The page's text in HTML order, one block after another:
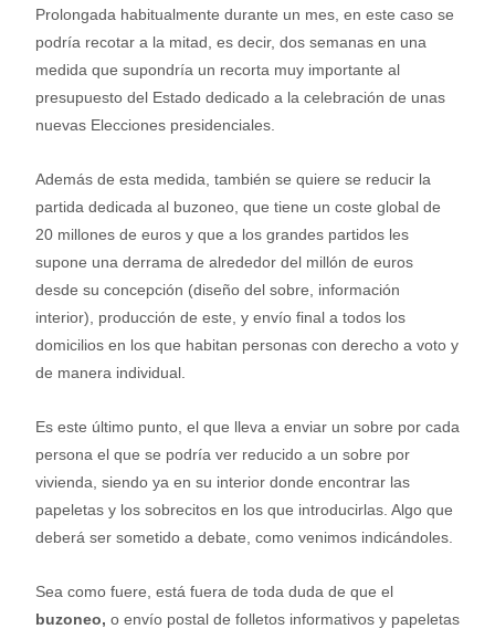
Prolongada habitualmente durante un mes, en este caso se
podría recotar a la mitad, es decir, dos semanas en una
medida que supondría un recorta muy importante al
presupuesto del Estado dedicado a la celebración de unas
nuevas Elecciones presidenciales.
Además de esta medida, también se quiere se reducir la
partida dedicada al buzoneo, que tiene un coste global de
20 millones de euros y que a los grandes partidos les
supone una derrama de alrededor del millón de euros
desde su concepción (diseño del sobre, información
interior), producción de este, y envío final a todos los
domicilios en los que habitan personas con derecho a voto y
de manera individual.
Es este último punto, el que lleva a enviar un sobre por cada
persona el que se podría ver reducido a un sobre por
vivienda, siendo ya en su interior donde encontrar las
papeletas y los sobrecitos en los que introducirlas. Algo que
deberá ser sometido a debate, como venimos indicándoles.
Sea como fuere, está fuera de toda duda de que el
buzoneo, o envío postal de folletos informativos y papeletas